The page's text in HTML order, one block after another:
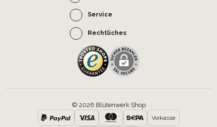
Service
Rechtliches
© 2026 Blütenwerk Shop
Vorkasse